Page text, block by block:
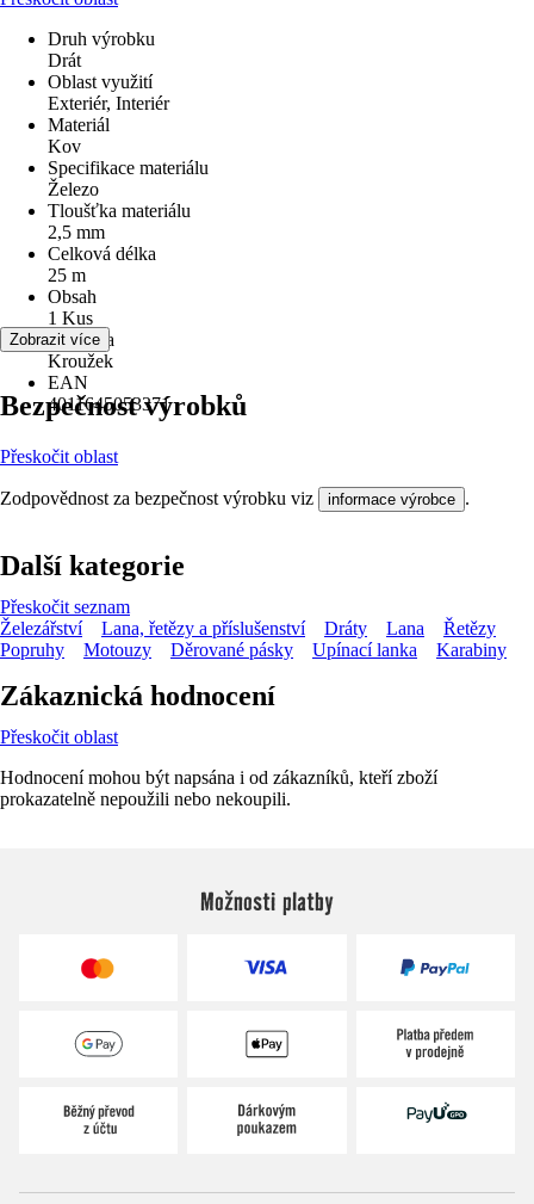
Druh výrobku
Drát
Oblast využití
Exteriér, Interiér
Materiál
Kov
Specifikace materiálu
Železo
Tloušťka materiálu
2,5 mm
Celková délka
25 m
Obsah
1 Kus
Jednotka
Kroužek
EAN
4011645053371
Zobrazit více
Bezpečnost výrobků
Přeskočit oblast
Zodpovědnost za bezpečnost výrobku viz informace výrobce .
Další kategorie
Přeskočit seznam
Železářství
Lana, řetězy a příslušenství Dráty Lana
Řetězy
Popruhy
Motouzy Děrované pásky Upínací lanka Karabiny
Zákaznická hodnocení
Přeskočit oblast
Hodnocení mohou být napsána i od zákazníků, kteří zboží
prokazatelně nepoužili nebo nekoupili.
Možnosti platby